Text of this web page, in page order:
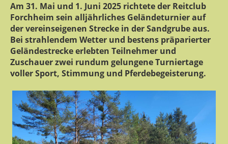
Am 31. Mai und 1. Juni 2025 richtete der Reitclub
Forchheim sein alljährliches Geländeturnier auf
der vereinseigenen Strecke in der Sandgrube aus.
Bei strahlendem Wetter und bestens präparierter
Geländestrecke erlebten Teilnehmer und
Zuschauer zwei rundum gelungene Turniertage
voller Sport, Stimmung und Pferdebegeisterung.